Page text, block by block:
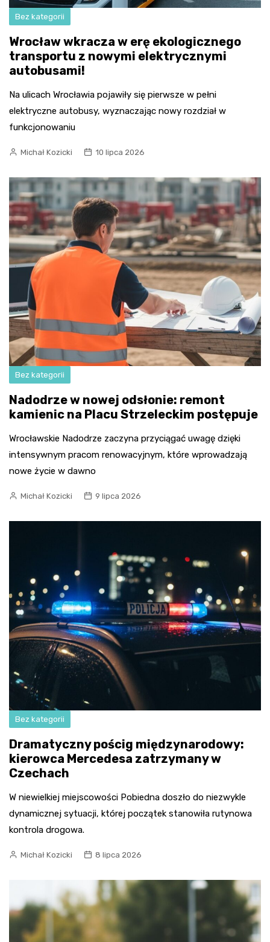
Bez kategorii
Wrocław wkracza w erę ekologicznego
transportu z nowymi elektrycznymi
autobusami!
Na ulicach Wrocławia pojawiły się pierwsze w pełni
elektryczne autobusy, wyznaczając nowy rozdział w
funkcjonowaniu
Michał Kozicki 10 lipca 2026
Bez kategorii
Nadodrze w nowej odsłonie: remont
kamienic na Placu Strzeleckim postępuje
Wrocławskie Nadodrze zaczyna przyciągać uwagę dzięki
intensywnym pracom renowacyjnym, które wprowadzają
nowe życie w dawno
Michał Kozicki 9 lipca 2026
Bez kategorii
Dramatyczny pościg międzynarodowy:
kierowca Mercedesa zatrzymany w
Czechach
W niewielkiej miejscowości Pobiedna doszło do niezwykle
dynamicznej sytuacji, której początek stanowiła rutynowa
kontrola drogowa.
Michał Kozicki 8 lipca 2026